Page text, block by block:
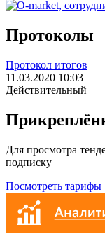
Протоколы
Протокол итогов
11.03.2020 10:03
Действительный
Для просмотра
подписку
Посмотреть тарифы